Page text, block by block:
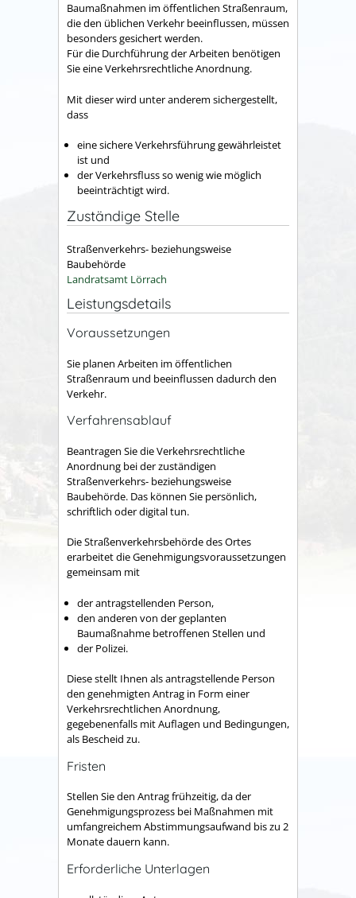
Baumaßnahmen im öffentlichen Straßenraum,
die den üblichen Verkehr beeinflussen, müssen
besonders gesichert werden.
Für die Durchführung der Arbeiten benötigen
Sie eine Verkehrsrechtliche Anordnung.
Mit dieser wird unter anderem sichergestellt,
dass
eine sichere Verkehrsführung gewährleistet
ist und
der Verkehrsfluss so wenig wie möglich
beeinträchtigt wird.
Zuständige Stelle
Straßenverkehrs- beziehungsweise
Baubehörde
Landratsamt Lörrach
Leistungsdetails
Voraussetzungen
Sie planen Arbeiten im öffentlichen
Straßenraum und beeinflussen dadurch den
Verkehr.
Verfahrensablauf
Beantragen Sie die Verkehrsrechtliche
Anordnung bei der zuständigen
Straßenverkehrs- beziehungsweise
Baubehörde. Das können Sie persönlich,
schriftlich oder digital tun.
Die Straßenverkehrsbehörde des Ortes
erarbeitet die Genehmigungsvoraussetzungen
gemeinsam mit
der antragstellenden Person,
den anderen von der geplanten
Baumaßnahme betroffenen Stellen und
der Polizei.
Diese stellt Ihnen als antragstellende Person
den genehmigten Antrag in Form einer
Verkehrsrechtlichen Anordnung,
gegebenenfalls mit Auflagen und Bedingungen,
als Bescheid zu.
Fristen
Stellen Sie den Antrag frühzeitig, da der
Genehmigungsprozess bei Maßnahmen mit
umfangreichem Abstimmungsaufwand bis zu 2
Monate dauern kann.
Erforderliche Unterlagen